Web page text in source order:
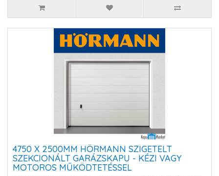
4750 X 2500MM HÖRMANN SZIGETELT
SZEKCIONÁLT GARÁZSKAPU - KÉZI VAGY
MOTOROS MŰKÖDTETÉSSEL